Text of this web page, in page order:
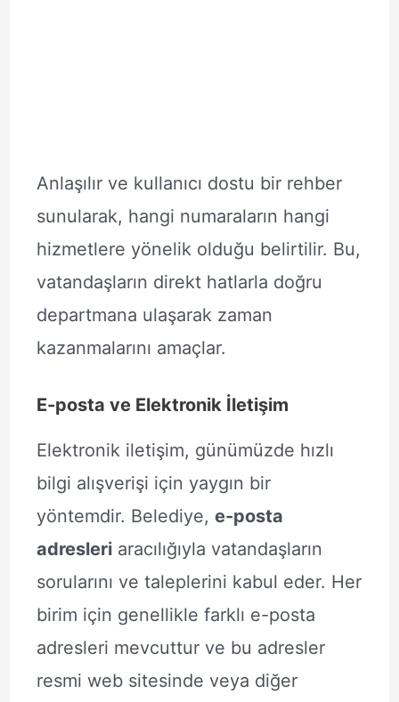
Anlaşılır ve kullanıcı dostu bir rehber
sunularak, hangi numaraların hangi
hizmetlere yönelik olduğu belirtilir. Bu,
vatandaşların direkt hatlarla doğru
departmana ulaşarak zaman
kazanmalarını amaçlar.
E-posta ve Elektronik İletişim
Elektronik iletişim, günümüzde hızlı
bilgi alışverişi için yaygın bir
yöntemdir. Belediye, e-posta
adresleriaracılığıyla vatandaşların
sorularını ve taleplerini kabul eder. Her
birim için genellikle farklı e-posta
adresleri mevcuttur ve bu adresler
resmi web sitesinde veya diğer